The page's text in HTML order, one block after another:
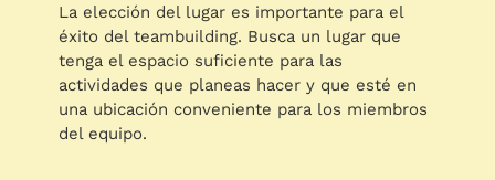
La elección del lugar es importante para el
éxito del teambuilding. Busca un lugar que
tenga el espacio suficiente para las
actividades que planeas hacer y que esté en
una ubicación conveniente para los miembros
del equipo.